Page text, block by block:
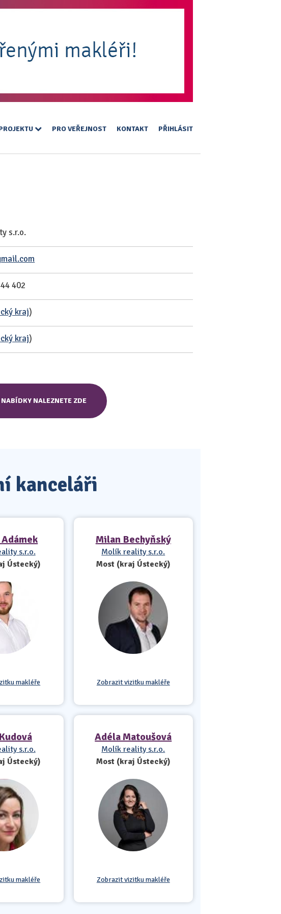
PRO VEŘEJNOST KONTAKT PŘIHLÁSIT
s.r.o.
402
kraj)
kraj)
NALEZNETE ZDE
kanceláři
s.r.o.
Ústecký)
makléře
Milan Bechyňský
Molík reality s.r.o.
Most (kraj Ústecký)
Zobrazit vizitku makléře
s.r.o.
Ústecký)
makléře
Adéla Matoušová
Molík reality s.r.o.
Most (kraj Ústecký)
Zobrazit vizitku makléře